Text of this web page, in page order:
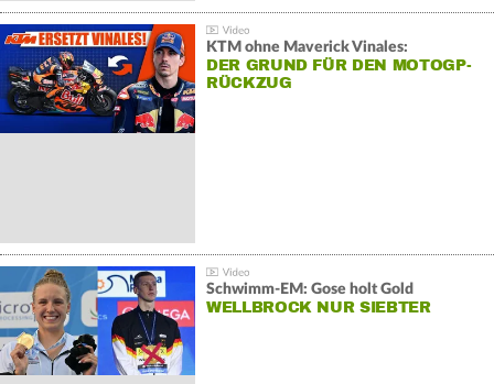
KTM ohne Maverick Vinales:
DER GRUND FÜR DEN MOTOGP-
RÜCKZUG
Schwimm-EM: Gose holt Gold
WELLBROCK NUR SIEBTER